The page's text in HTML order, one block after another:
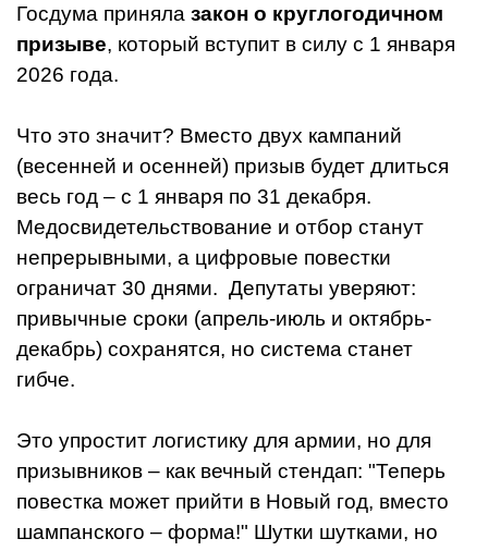
Госдума приняла закон о круглогодичном
призыве, который вступит в силу с 1 января
2026 года.
Что это значит? Вместо двух кампаний
(весенней и осенней) призыв будет длиться
весь год – с 1 января по 31 декабря.
Медосвидетельствование и отбор станут
непрерывными, а цифровые повестки
ограничат 30 днями. Депутаты уверяют:
привычные сроки (апрель-июль и октябрь-
декабрь) сохранятся, но система станет
гибче.
Это упростит логистику для армии, но для
призывников – как вечный стендап: "Теперь
повестка может прийти в Новый год, вместо
шампанского – форма!" Шутки шутками, но